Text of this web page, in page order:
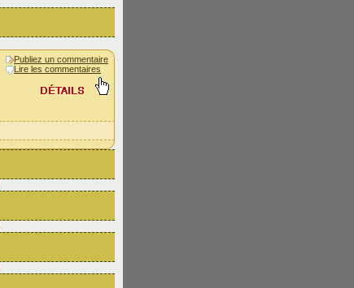
Publiez un commentaire
Lire les commentaires